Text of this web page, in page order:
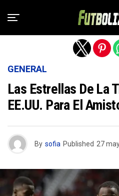
GENERAL
Las Estrellas De La
EE.UU. Para El
By sofia Published 27
Salir de la